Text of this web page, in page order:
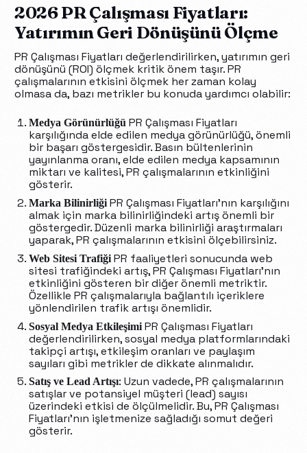
2026 PR Çalışması Fiyatları:
Yatırımın Geri Dönüşünü Ölçme
PR Çalışması Fiyatları değerlendirilirken, yatırımın geri
dönüşünü (ROI) ölçmek kritik önem taşır. PR
çalışmalarının etkisini ölçmek her zaman kolay
olmasa da, bazı metrikler bu konuda yardımcı olabilir:
Medya Görünürlüğü PR Çalışması Fiyatları
karşılığında elde edilen medya görünürlüğü, önemli
bir başarı göstergesidir. Basın bültenlerinin
yayınlanma oranı, elde edilen medya kapsamının
miktarı ve kalitesi, PR çalışmalarının etkinliğini
gösterir.
Marka Bilinirliği PR Çalışması Fiyatları’nın karşılığını
almak için marka bilinirliğindeki artış önemli bir
göstergedir. Düzenli marka bilinirliği araştırmaları
yaparak, PR çalışmalarının etkisini ölçebilirsiniz.
Web Sitesi Trafiği PR faaliyetleri sonucunda web
sitesi trafiğindeki artış, PR Çalışması Fiyatları’nın
etkinliğini gösteren bir diğer önemli metriktir.
Özellikle PR çalışmalarıyla bağlantılı içeriklere
yönlendirilen trafik artışı önemlidir.
Sosyal Medya Etkileşimi PR Çalışması Fiyatları
değerlendirilirken, sosyal medya platformlarındaki
takipçi artışı, etkileşim oranları ve paylaşım
sayıları gibi metrikler de dikkate alınmalıdır.
Satış ve Lead Artışı: Uzun vadede, PR çalışmalarının
satışlar ve potansiyel müşteri (lead) sayısı
üzerindeki etkisi de ölçülmelidir. Bu, PR Çalışması
Fiyatları’nın işletmenize sağladığı somut değeri
gösterir.